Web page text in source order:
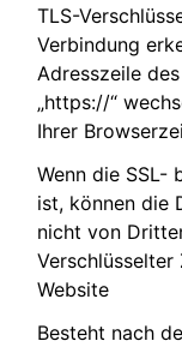
TLS-
Verbindung
Adresszeile
„https://“
Ihrer
Wenn die SSL-
ist, können die
nicht von
Website
Besteht nach